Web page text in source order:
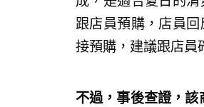
跟店員預購，店員
接預購，建議跟店員
不過，事後查證，